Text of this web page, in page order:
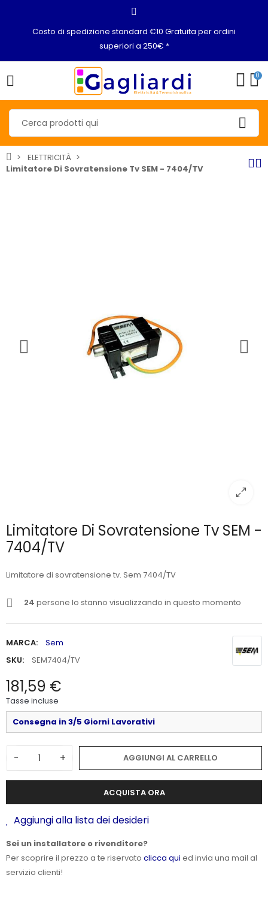
Costo di spedizione standard €10 Gratuita per ordini
superiori a 250€ *
0
ELETTRICITÀ
Limitatore Di Sovratensione Tv SEM - 7404/TV
Limitatore Di Sovratensione Tv SEM -
7404/TV
Limitatore di sovratensione tv. Sem 7404/TV
24 persone lo stanno visualizzando in questo momento
MARCA:
Sem
SKU:
SEM7404/TV
181,59 €
Tasse incluse
Consegna in 3/5 Giorni Lavorativi
- + AGGIUNGI AL CARRELLO
ACQUISTA ORA
Aggiungi alla lista dei desideri
Sei un installatore o rivenditore?
Per scoprire il prezzo a te riservato clicca qui ed invia una mail al
servizio clienti!